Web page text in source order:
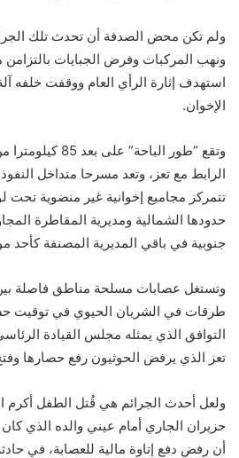
ولم تكن محض الصدفة أن تحدث تلك
ونهب المركبات وفرض الجبايات
استهدف إثارة الرأي العام ووقفت خلفه
الإخوان.
وتقع “طور الباحة”
الرابط مع تعز، وتعد مسرحا متداخل النفوذ
تتمركز مجاميع إخوانية غير منضوية تحت
حدودها الشمالية ومديرية المقاطرة
جنوبية في باقي المديرية المصنفة كأحد
وتستغل عصابات مسلحة مناطق فاصلة
طرقات في الشريان الحيوي في
التوافق الذي يمثله مجلس القيادة
تعز الذي يرفض الحوثيون رفع حصارها وفتح
ولعل أحدث الجرائم هي قُتل الطفل أكرم
حزيران الجاري أمام عيني والده الذي
أن رفض دفع إتاوة مالية للعصابة، في